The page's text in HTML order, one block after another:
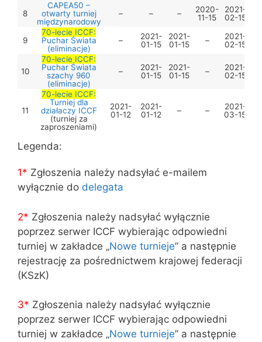
8
CAPEA50 –
otwarty turniej
międzynarodowy
– – –
2020-
11-15
2021-
02-15
9
70-lecie ICCF:
Puchar Świata
(eliminacje)
–
2021-
01-15
2021-
01-15
–
2021-
02-15
10
70-lecie ICCF:
Puchar Świata
szachy 960
(eliminacje)
–
2021-
01-15
2021-
01-15
–
2021-
02-15
11
70-lecie ICCF:
Turniej dla
działaczy ICCF
(turniej za
zaproszeniami)
2021-
01-12
2021-
01-12
– –
2021-
03-15
Legenda:
1* Zgłoszenia należy nadsyłać e-mailem
wyłącznie do delegata
2* Zgłoszenia należy nadsyłać wyłącznie
poprzez serwer ICCF wybierając odpowiedni
turniej w zakładce „Nowe turnieje” a następnie
rejestrację za pośrednictwem krajowej federacji
(KSzK)
3* Zgłoszenia należy nadsyłać wyłącznie
poprzez serwer ICCF wybierając odpowiedni
turniej w zakładce „Nowe turnieje” a następnie